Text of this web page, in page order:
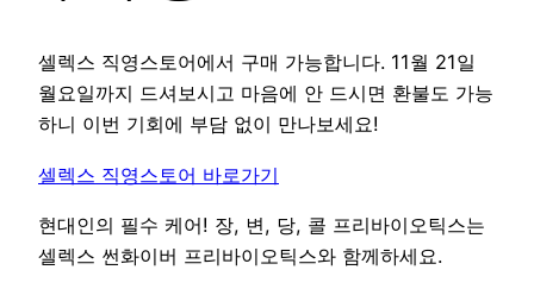
셀렉스 직영스토어에서 구매 가능합니다. 11월 21일
월요일까지 드셔보시고 마음에 안 드시면 환불도 가능
하니 이번 기회에 부담 없이 만나보세요!
셀렉스 직영스토어 바로가기
현대인의 필수 케어! 장, 변, 당, 콜 프리바이오틱스는
셀렉스 썬화이버 프리바이오틱스와 함께하세요.